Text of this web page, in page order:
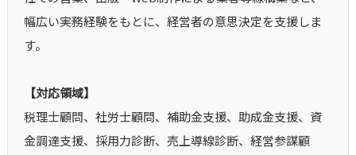
幅広い実務経験をもとに、経営者の意思決定を支援しま
す。
【対応領域】
税理士顧問、社労士顧問、補助金支援、助成金支援、資
金調達支援、採用力診断、売上導線診断、経営参謀顧